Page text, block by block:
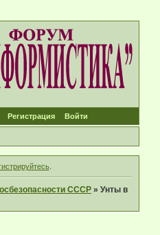
Регистрация Войти
.
СССР »Унты в